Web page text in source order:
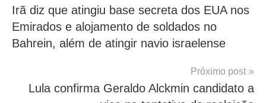
de
Post
Irã diz que atingiu base secreta dos EUA nos
Emirados e alojamento de soldados no
Bahrein, além de atingir navio israelense
Próximo post
Lula confirma Geraldo Alckmin candidato a